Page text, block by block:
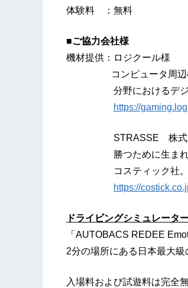
体験料 ：無料
■ご協力会社様
機材提供：ロジクール様
コンピュータ周辺機器
分野におけるデジタル
https://
STRASSE 株式会社
勝つために生まれたレ
コスティック社。eモー
https://
ドライビングシミュレータ
「AUTOBACS REDEE
2分の場所にある日本最大
入場料および試遊料は完全